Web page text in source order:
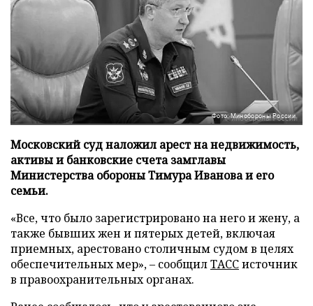
Фото: Минобороны России
Московский суд наложил арест на недвижимость,
активы и банковские счета замглавы
Министерства обороны Тимура Иванова и его
семьи.
«Все, что было зарегистрировано на него и жену, а
также бывших жен и пятерых детей, включая
приемных, арестовано столичным судом в целях
обеспечительных мер», – сообщилТАССисточник
в правоохранительных органах.